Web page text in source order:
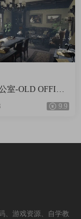
室-OLD OFFICE
9.9
、游戏资源、自学教